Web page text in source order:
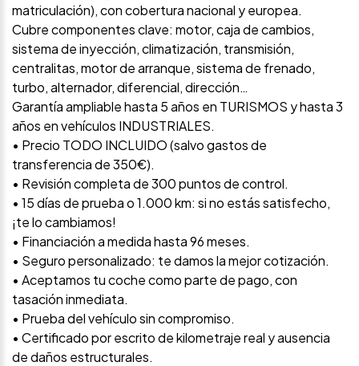
matriculación), con cobertura nacional y europea.
Cubre componentes clave: motor, caja de cambios,
sistema de inyección, climatización, transmisión,
centralitas, motor de arranque, sistema de frenado,
turbo, alternador, diferencial, dirección…
Garantía ampliable hasta 5 años en TURISMOS y hasta 3
años en vehículos INDUSTRIALES.
• Precio TODO INCLUIDO (salvo gastos de
transferencia de 350€).
• Revisión completa de 300 puntos de control.
• 15 días de prueba o 1.000 km: si no estás satisfecho,
¡te lo cambiamos!
• Financiación a medida hasta 96 meses.
• Seguro personalizado: te damos la mejor cotización.
• Aceptamos tu coche como parte de pago, con
tasación inmediata.
• Prueba del vehículo sin compromiso.
• Certificado por escrito de kilometraje real y ausencia
de daños estructurales.